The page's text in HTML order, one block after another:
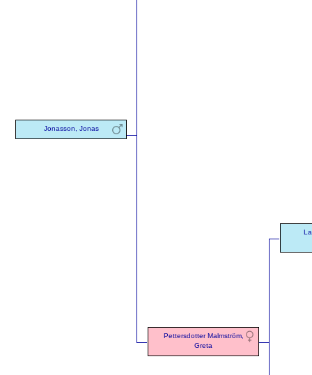
Jonasson, Jonas
Pettersdotter Malmström,
Greta